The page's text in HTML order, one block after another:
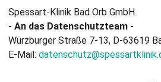
Spessart-Klinik Bad Orb GmbH
- An das Datenschutzteam -
Würzburger Straße 7-13, D-63619
E-Mail: